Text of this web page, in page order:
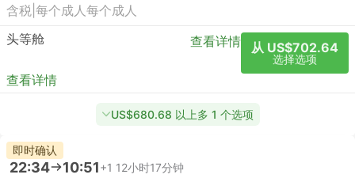
含税 每个成人每个成人
头等舱
查看详情 从 US$702.64
选择选项
查看详情
US$680.68 以上多 1 个选项
即时确认
22:34 10:51+1 12小时17分钟